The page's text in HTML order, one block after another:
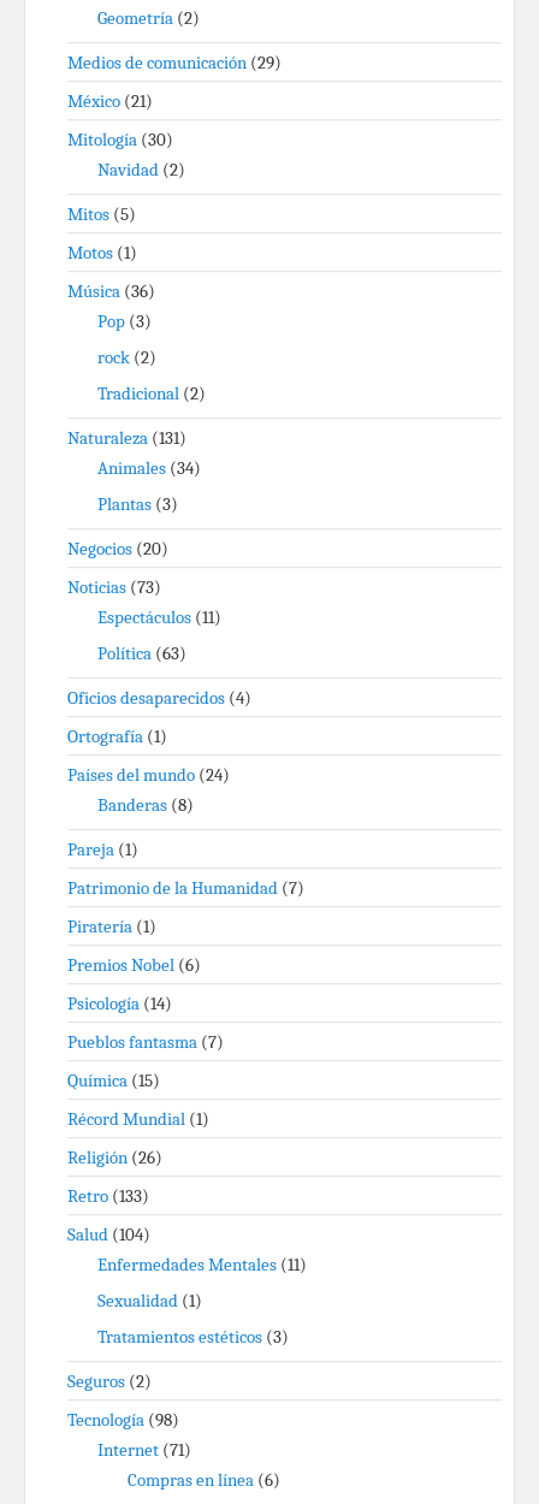
Geometría (2)
Medios de comunicación (29)
México (21)
Mitología (30)
Navidad (2)
Mitos (5)
Motos (1)
Música (36)
Pop (3)
rock (2)
Tradicional (2)
Naturaleza (131)
Animales (34)
Plantas (3)
Negocios (20)
Noticias (73)
Espectáculos (11)
Política (63)
Oficios desaparecidos (4)
Ortografía (1)
Países del mundo (24)
Banderas (8)
Pareja (1)
Patrimonio de la Humanidad (7)
Piratería (1)
Premios Nobel (6)
Psicología (14)
Pueblos fantasma (7)
Química (15)
Récord Mundial (1)
Religión (26)
Retro (133)
Salud (104)
Enfermedades Mentales (11)
Sexualidad (1)
Tratamientos estéticos (3)
Seguros (2)
Tecnología (98)
Internet (71)
Compras en línea (6)